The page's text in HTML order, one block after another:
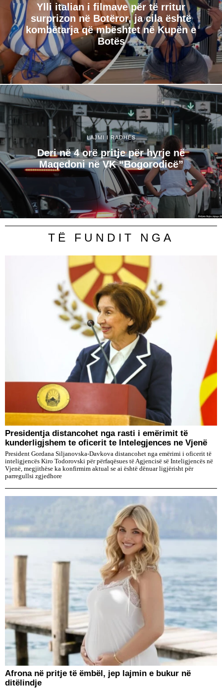
Ylli italian i filmave për të rritur
surprizon në Botëror, ja cila është
kombëtarja që mbështet në Kupën e
Botës
LAJMI I RADHËS
Deri në 4 orë pritje për hyrje në
Maqedoni në VK “Bogorodicë”
TË FUNDIT NGA
Presidentja distancohet nga rasti i emërimit të
kunderligjshem te oficerit te Intelegjences ne Vjenë
President Gordana Siljanovska-Davkova distancohet nga emërimi i oficerit të
inteligjencës Kiro Todorovski për përfaqësues të Agjencisë së Inteligjencës në
Vjenë, megjithëse ka konfirmim aktual se ai është dënuar ligjërisht për
parregullsi zgjedhore
Afrona në pritje të ëmbël, jep lajmin e bukur në
ditëlindje